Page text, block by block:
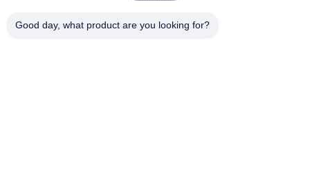
Good day, what product are you looking for?